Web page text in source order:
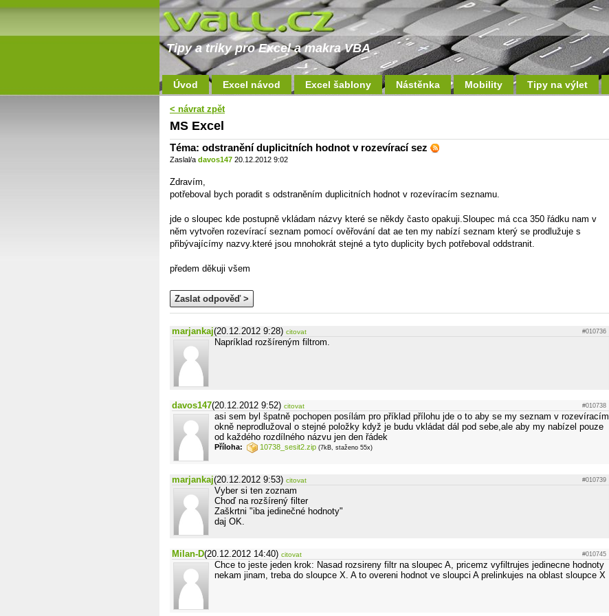
Tipy a triky pro Excel a makra VBA
Úvod Excel návod Excel šablony Nástěnka Mobility Tipy na výlet
< návrat zpět
MS Excel
Téma: odstranění duplicitních hodnot v rozevírací sez
Zaslal/a davos147 20.12.2012 9:02
Zdravím,
potřeboval bych poradit s odstraněním duplicitních hodnot v rozevíracím seznamu.
jde o sloupec kde postupně vkládam názvy které se někdy často opakuji.Sloupec má cca 350 řádku nam v
něm vytvořen rozevírací seznam pomocí ověřování dat ae ten my nabízí seznam který se prodlužuje s
přibývajícímy nazvy.které jsou mnohokrát stejné a tyto duplicity bych potřeboval oddstranit.
předem děkuji všem
Zaslat odpověď >
marjankaj(20.12.2012 9:28) citovat #010736
Napríklad rozšíreným filtrom.
davos147(20.12.2012 9:52) citovat #010738
asi sem byl špatně pochopen posílám pro příklad přílohu jde o to aby se my seznam v rozevíracím
okně neprodlužoval o stejné položky když je budu vkládat dál pod sebe,ale aby my nabízel pouze
od každého rozdílného názvu jen den řádek
Příloha: 10738_sesit2.zip (7kB, staženo 55x)
marjankaj(20.12.2012 9:53) citovat #010739
Vyber si ten zoznam
Choď na rozšírený filter
Zaškrtni "iba jedinečné hodnoty"
daj OK.
Milan-D(20.12.2012 14:40) citovat #010745
Chce to jeste jeden krok: Nasad rozsireny filtr na sloupec A, pricemz vyfiltrujes jedinecne hodnoty
nekam jinam, treba do sloupce X. A to overeni hodnot ve sloupci A prelinkujes na oblast sloupce X